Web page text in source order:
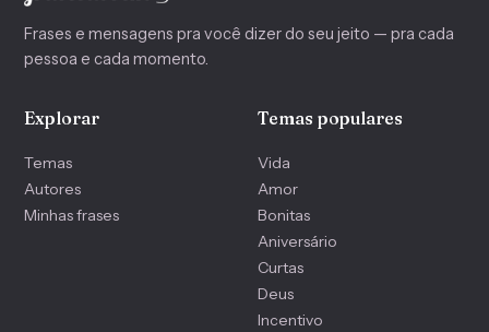
Frases e mensagens pra você dizer do seu jeito — pra cada
pessoa e cada momento.
Explorar
Temas
Autores
Minhas frases
Temas populares
Vida
Amor
Bonitas
Aniversário
Curtas
Deus
Incentivo